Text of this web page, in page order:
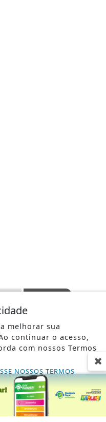
RESERVADOS.
melhorar sua
continuar o acesso,
com nossos Termos
NOSSOS TERMOS